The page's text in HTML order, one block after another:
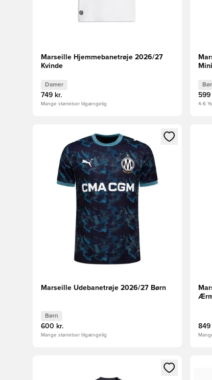
Marseille Hjemmebanetrøje 2026/27
Kvinde
Damer
749 kr.
Mange størrelser tilgængelig
599
4-6
Åbner en Modal til at logge ind eller tilmelde dig
Marseille Udebanetrøje 2026/27 Børn
Børn
600 kr.
Mange størrelser tilgængelig
849
Åbner en Modal til at logge ind eller tilmelde dig